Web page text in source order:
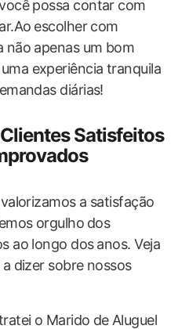
possa contar com
escolher com
não apenas um bom
experiência tranquila
diárias!
Satisfeitos
valorizamos a satisfação
orgulho⁣ dos⁢
ao ‍longo dos⁣ anos. Veja
dizer sobre nossos
o Marido ⁤de Aluguel